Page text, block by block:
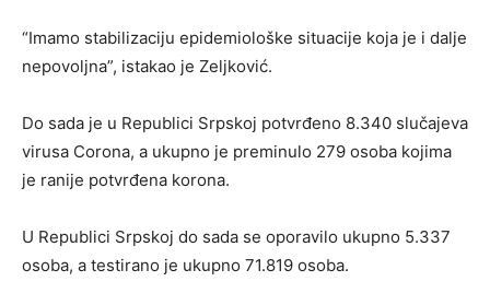
“Imamo stabilizaciju epidemiološke situacije koja je i dalje
nepovoljna”, istakao je Zeljković.
Do sada je u Republici Srpskoj potvrđeno 8.340 slučajeva
virusa Corona, a ukupno je preminulo 279 osoba kojima
je ranije potvrđena korona.
U Republici Srpskoj do sada se oporavilo ukupno 5.337
osoba, a testirano je ukupno 71.819 osoba.